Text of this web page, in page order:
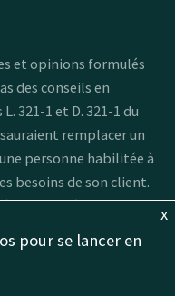
x
pour se lancer en
et opinions formulés
des conseils en
321-1 et D. 321-1 du
remplacer un
personne habilitée à
besoins de son client.
à nos lecteurs
pas des
un risque de